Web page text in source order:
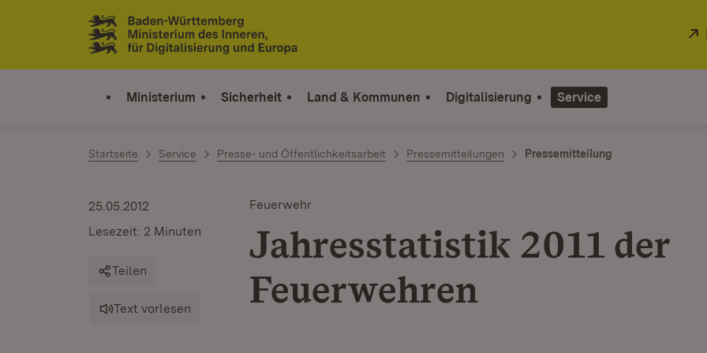
Zum Inhalt springen
Link zur Startseite
Ministerium Sicherheit Land & Kommunen Digitalisierung Service
Startseite Service Presse- und Öffentlichkeitsarbeit Pressemitteilungen Pressemitteilung
Feuerwehr
Jahresstatistik 2011 der
Feuerwehren
25.05.2012
Lesezeit: 2 Minuten
Teilen
Text vorlesen